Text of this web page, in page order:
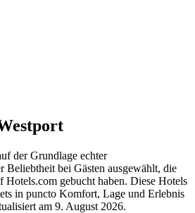
der Grundlage echter
Beliebtheit bei Gästen ausgewählt, die
Hotels.com gebucht haben. Diese Hotels
in puncto Komfort, Lage und Erlebnis
am 9. August 2026.